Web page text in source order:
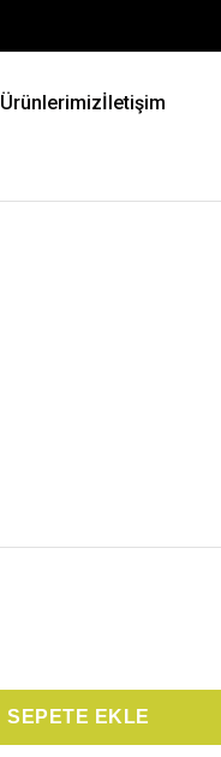
Ürünlerimizİletişim